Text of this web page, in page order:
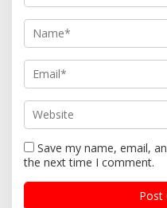
Save my name, email,
the next time I comment.